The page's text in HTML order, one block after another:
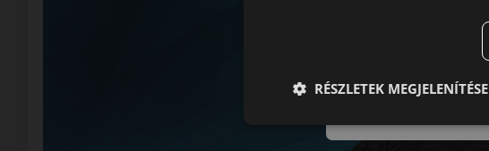
RÉSZLETEK MEGJELENÍTÉSE